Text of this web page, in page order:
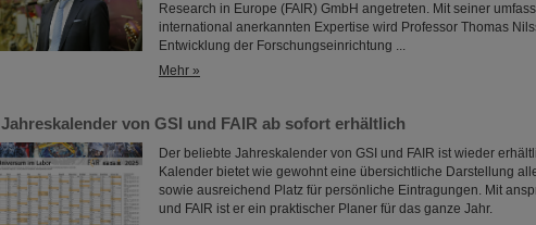
Research in Europe (FAIR) GmbH angetreten. Mit seiner
international anerkannten Expertise wird Professor Thomas
Entwicklung der Forschungseinrichtung ...
Mehr »
Jahreskalender von GSI und FAIR ab sofort erhältlich
Der beliebte Jahreskalender von GSI und FAIR ist wieder
Kalender bietet wie gewohnt eine übersichtliche Darstellung
sowie ausreichend Platz für persönliche Eintragungen. Mit
und FAIR ist er ein praktischer Planer für das ganze Jahr.